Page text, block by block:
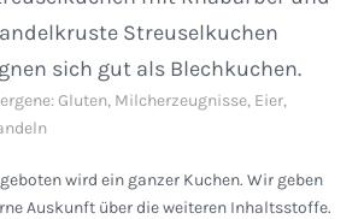
Streuselkuchen
sich gut als Blechkuchen.
Gluten, Milcherzeugnisse, Eier,
wird ein ganzer Kuchen. Wir geben
Auskunft über die weiteren Inhaltsstoffe.